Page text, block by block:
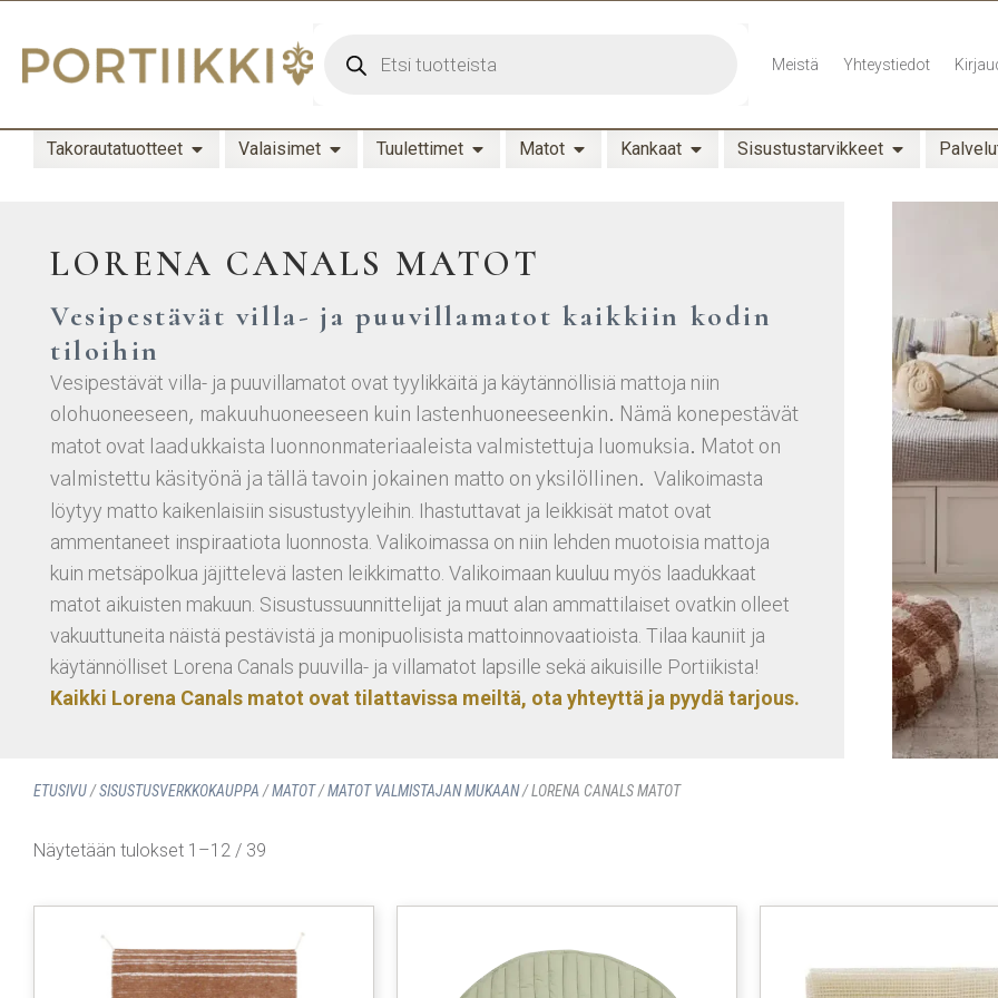
Meistä Yhteystiedot
Takorautatuotteet Valaisimet Tuulettimet Matot Kankaat Sisustustarvikkeet
LORENA CANALS MATOT
Vesipestävät villa- ja puuvillamatot kaikkiin kodin
tiloihin
Vesipestävät villa- ja puuvillamatot ovat tyylikkäitä ja käytännöllisiä mattoja niin
olohuoneeseen, makuuhuoneeseen kuin lastenhuoneeseenkin. Nämä konepestävät
matot ovat laadukkaista luonnonmateriaaleista valmistettuja luomuksia. Matot on
valmistettu käsityönä ja tällä tavoin jokainen matto on yksilöllinen. Valikoimasta
löytyy matto kaikenlaisiin sisustustyyleihin. Ihastuttavat ja leikkisät matot ovat
ammentaneet inspiraatiota luonnosta. Valikoimassa on niin lehden muotoisia mattoja
kuin metsäpolkua jäjittelevä lasten leikkimatto. Valikoimaan kuuluu myös laadukkaat
matot aikuisten makuun. Sisustussuunnittelijat ja muut alan ammattilaiset ovatkin olleet
vakuuttuneita näistä pestävistä ja monipuolisista mattoinnovaatioista. Tilaa kauniit ja
käytännölliset Lorena Canals puuvilla- ja villamatot lapsille sekä aikuisille Portiikista!
Kaikki Lorena Canals matot ovat tilattavissa meiltä, ota yhteyttä ja pyydä tarjous.
ETUSIVU/SISUSTUS­VERKKOKAUPPA /MATOT/MATOT VALMISTAJAN MUKAAN/ LORENA CANALS MATOT
Näytetään tulokset 1–12 / 39